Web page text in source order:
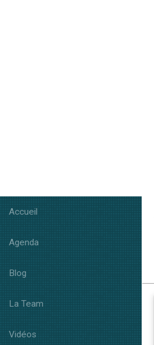
Accueil
Agenda
Blog
La Team
Vidéos